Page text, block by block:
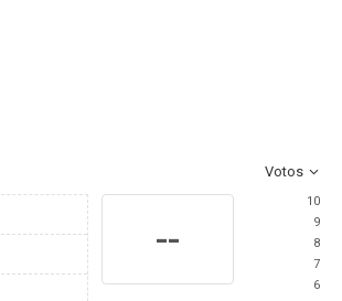
Votos
--
10
9
8
7
6